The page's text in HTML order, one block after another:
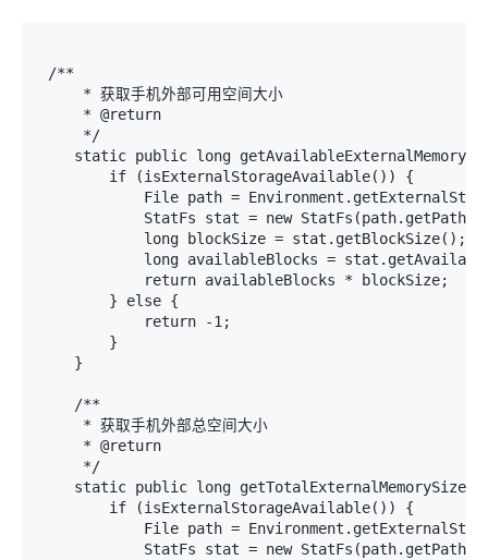
/**
     * 获取手机外部可用空间大小
     * @return
     */
static public long
        if (isExternalStorageAvailable()) {
File path =
StatFs stat = new
            long blockSize = stat.getBlockSize();
long availableBlocks =
            return availableBlocks * blockSize;
        } else {
            return -1;
        }
    }
    /**
     * 获取手机外部总空间大小
     * @return
     */
static public long getTotalExternalMemorySize()
        if (isExternalStorageAvailable()) {
File path =
StatFs stat = new